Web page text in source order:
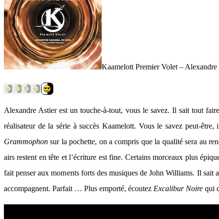
Kaamelott Premier Volet –
Alexandre Astier est un touche-à-tout, vous le savez. Il sait tout
réalisateur de la série à succès Kaamelott. Vous le savez peut-
Grammophonsur la pochette, on a compris que la qualité sera au
airs restent en tête et l’écriture est fine. Certains morceaux plus
fait penser aux moments forts des musiques de John Williams. Il sait
accompagnent. Parfait … Plus emporté, écoutez Excalibur Noire qui